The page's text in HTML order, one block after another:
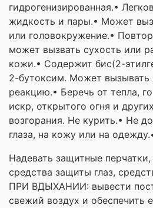
гидрогенизированная.•
жидкость и пары.• Может
или головокружение.•
может вызвать сухость или
кожи.• Содержит бис(2-
2-бутоксим. Может вызывать
реакцию.• Беречь от тепла,
искр, открытого огня и
возгорания. Не курить.• Не
глаза, на кожу или на
Надевать защитные
средства защиты глаз,
ПРИ ВДЫХАНИИ: вывести
свежий воздух и обеспечить